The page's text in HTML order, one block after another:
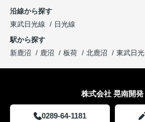
沿線から探す
東武日光線
日光線
駅から探す
新鹿沼
鹿沼 板荷 北鹿沼 東武日光
株式会社 晃南開発
0289-64-1181